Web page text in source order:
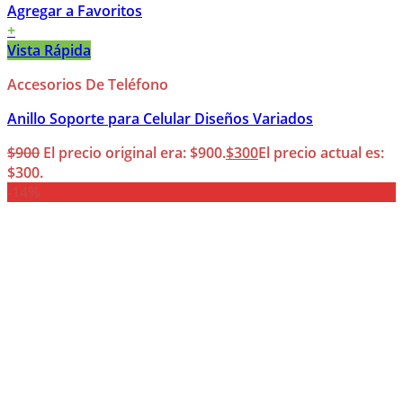
Agregar a Favoritos
+
Vista Rápida
Accesorios De Teléfono
Anillo Soporte para Celular Diseños Variados
$900 El precio original era: $900.$300El precio actual es:
$300.